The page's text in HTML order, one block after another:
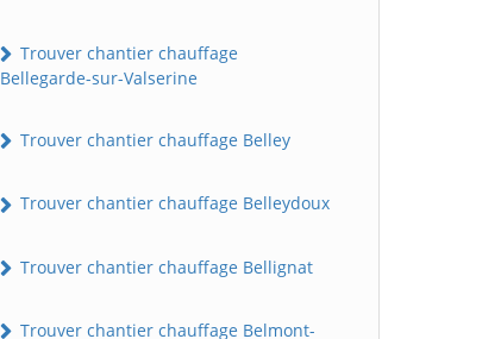
Trouver chantier chauffage
Bellegarde-sur-Valserine
Trouver chantier chauffage Belley
Trouver chantier chauffage Belleydoux
Trouver chantier chauffage Bellignat
Trouver chantier chauffage Belmont-